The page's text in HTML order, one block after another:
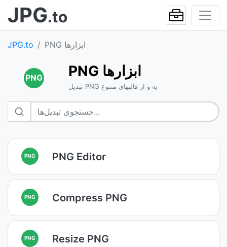
JPG.to
JPG.to PNG ابزارها
PNG PNG ابزارها
تبدیل PNG به و از قالبهای متنوع
PNG PNG Editor
PNG Compress PNG
PNG Resize PNG